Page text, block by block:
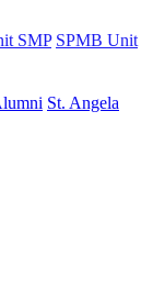
SMP SPMB Unit
St. Angela